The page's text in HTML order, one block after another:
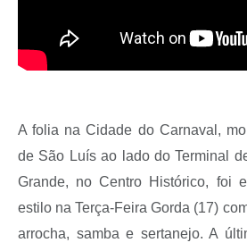
A folia na Cidade do Carnaval,
de São Luís ao lado do Terminal
Grande, no Centro Histórico, foi
estilo na Terça-Feira Gorda (17)
arrocha, samba e sertanejo. A